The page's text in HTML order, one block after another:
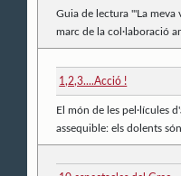
Guia de lectura '"La meva
marc de la col·laboració
1,2,3....Acció !
El món de les pel·lícules
assequible: els dolents